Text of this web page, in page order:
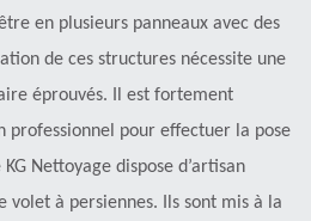
en plusieurs panneaux avec des
de ces structures nécessite une
éprouvés. Il est fortement
professionnel pour effectuer la pose
Nettoyage dispose d’artisan
volet à persiennes. Ils sont mis à la